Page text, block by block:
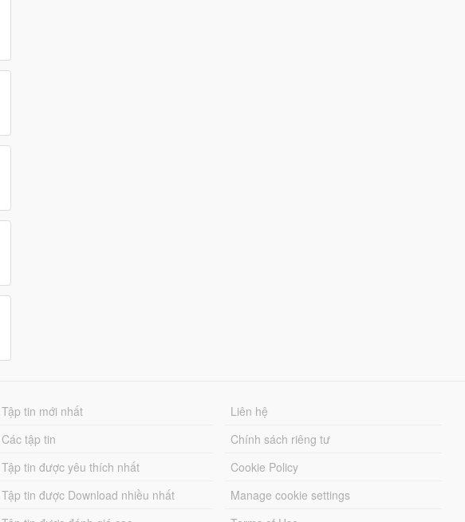
Tập tin mới nhất
Các tập tin
Tập tin được yêu thích nhất
Tập tin được Download nhiều nhất
Liên hệ
Chính sách riêng tư
Cookie Policy
Manage cookie settings